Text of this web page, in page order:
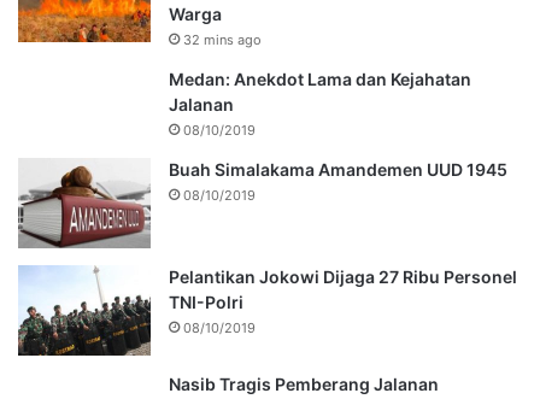
Warga
32 mins ago
Medan: Anekdot Lama dan Kejahatan
Jalanan
08/10/2019
Buah Simalakama Amandemen UUD 1945
08/10/2019
Pelantikan Jokowi Dijaga 27 Ribu Personel
TNI-Polri
08/10/2019
Nasib Tragis Pemberang Jalanan